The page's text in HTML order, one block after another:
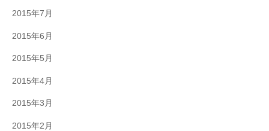
2015年7月
2015年6月
2015年5月
2015年4月
2015年3月
2015年2月